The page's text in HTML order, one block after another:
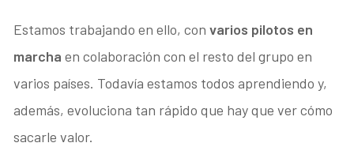
Estamos trabajando en ello, convarios pilotos en
marcha en colaboración con el resto del grupo en
varios países. Todavía estamos todos aprendiendo y,
además, evoluciona tan rápido que hay que ver cómo
sacarle valor.